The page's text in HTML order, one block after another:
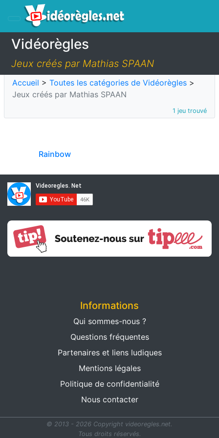
Vidéorègles
Jeux créés par Mathias SPAAN
Accueil > Toutes les catégories de Vidéorègles >
Jeux créés par Mathias SPAAN
1 jeu trouvé
Rainbow
Informations
Qui sommes-nous ?
Questions fréquentes
Partenaires et liens ludiques
Mentions légales
Politique de confidentialité
Nous contacter
© 2013 - 2026 Copyright videoregles.net.
Tous droits réservés.